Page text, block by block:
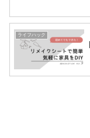
ライフハック